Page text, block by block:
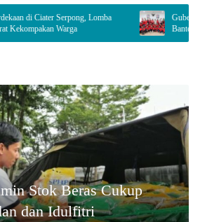
Lomba
Gubernur Banten Andra
Banten ke Turnamen
Stok Beras Cukup
dan Idulfitri